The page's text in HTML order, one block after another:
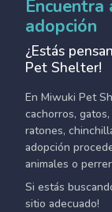
Encuentra
adopción
¿Estás
Pet Shelter!
En Miwuki Pet
cachorros,
ratones,
adopción
animales o
Si estás
sitio adecuado!